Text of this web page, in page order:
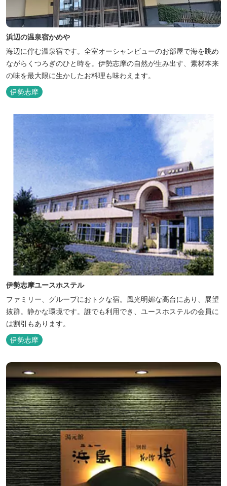
浜辺の温泉宿かめや
海辺に佇む温泉宿です。全室オーシャンビューのお部屋で海を眺め
ながらくつろぎのひと時を。伊勢志摩の自然が生み出す、素材本来
の味を最大限に生かしたお料理も味わえます。
伊勢志摩
伊勢志摩ユースホステル
ファミリー、グループにおトクな宿。風光明媚な高台にあり、展望
抜群。静かな環境です。誰でも利用でき、ユースホステルの会員に
は割引もあります。
伊勢志摩